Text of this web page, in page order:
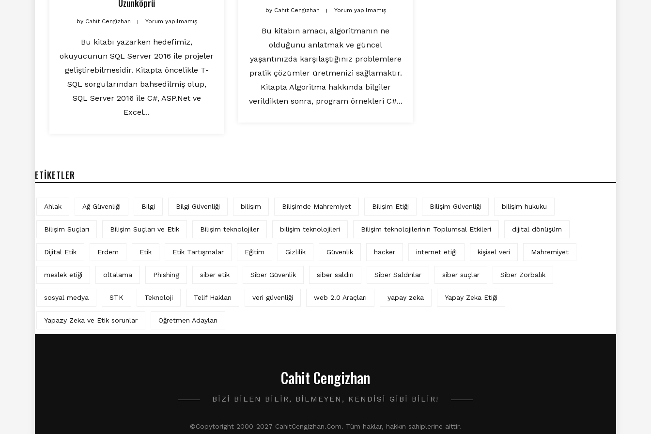
Uzunköprü
byCahit Cengizhan Yorum yapılmamış
Bu kitabı yazarken hedefimiz,
okuyucunun SQL Server 2016 ile projeler
geliştirebilmesidir. Kitapta öncelikle T-
SQL sorgularından bahsedilmiş olup,
SQL Server 2016 ile C#, ASP.Net ve
Excel...
byCahit Cengizhan Yorum yapılmamış
Bu kitabın amacı, algoritmanın ne
olduğunu anlatmak ve güncel
yaşantınızda karşılaştığınız problemlere
pratik çözümler üretmenizi sağlamaktır.
Kitapta Algoritma hakkında bilgiler
verildikten sonra, program örnekleri C#...
ETIKETLER
Ahlak Ağ Güvenliği Bilgi Bilgi Güvenliği bilişim Bilişimde Mahremiyet Bilişim Etiği Bilişim Güvenliği bilişim hukuku
Bilişim Suçları Bilişim Suçları ve Etik Bilişim teknolojiler bilişim teknolojileri Bilişim teknolojilerinin Toplumsal Etkileri dijital dönüşüm
Dijital Etik Erdem Etik Etik Tartışmalar Eğitim Gizlilik Güvenlik hacker internet etiği kişisel veri Mahremiyet
meslek etiği oltalama Phishing siber etik Siber Güvenlik siber saldırı Siber Saldırılar siber suçlar Siber Zorbalık
sosyal medya STK Teknoloji Telif Hakları veri güvenliği web 2.0 Araçları yapay zeka Yapay Zeka Etiği
Yapazy Zeka ve Etik sorunlar Öğretmen Adayları
Cahit Cengizhan
BIZI BILEN BILIR, BILMEYEN, KENDISI GIBI BILIR!
©Copytoright 2000-2027 CahitCengizhan.Com. Tüm haklar, hakkın sahiplerine aittir.